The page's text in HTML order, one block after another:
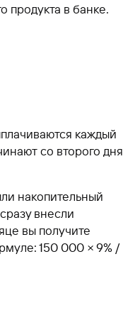
продукта в банке.
каждый
со второго дня
накопительный
внесли
вы получите
150 000 × 9% /